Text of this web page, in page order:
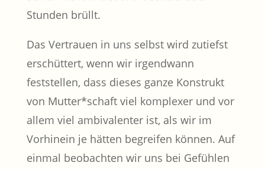
Stunden brüllt.
Das Vertrauen in uns selbst wird zutiefst
erschüttert, wenn wir irgendwann
feststellen, dass dieses ganze Konstrukt
von Mutter*schaft viel komplexer und vor
allem viel ambivalenter ist, als wir im
Vorhinein je hätten begreifen können. Auf
einmal beobachten wir uns bei Gefühlen